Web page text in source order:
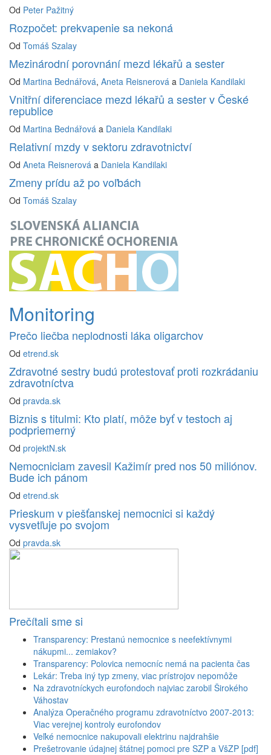
Od Peter Pažitný
Rozpočet: prekvapenie sa nekoná
Od Tomáš Szalay
Mezinárodní porovnání mezd lékařů a sester
Od Martina Bednářová, Aneta Reisnerová a Daniela Kandilaki
Vnitřní diferenciace mezd lékařů a sester v České
republice
Od Martina Bednářová a Daniela Kandilaki
Relativní mzdy v sektoru zdravotnictví
Od Aneta Reisnerová a Daniela Kandilaki
Zmeny prídu až po voľbách
Od Tomáš Szalay
Monitoring
Prečo liečba neplodnosti láka oligarchov
Od etrend.sk
Zdravotné sestry budú protestovať proti rozkrádaniu
zdravotníctva
Od pravda.sk
Biznis s titulmi: Kto platí, môže byť v testoch aj
podpriemerný
Od projektN.sk
Nemocniciam zavesil Kažimír pred nos 50 miliónov.
Bude ich pánom
Od etrend.sk
Prieskum v piešťanskej nemocnici si každý
vysvetľuje po svojom
Od pravda.sk
Prečítali sme si
Transparency: Prestanú nemocnice s neefektívnymi
nákupmi... zemiakov?
Transparency: Polovica nemocníc nemá na pacienta čas
Lekár: Treba iný typ zmeny, viac prístrojov nepomôže
Na zdravotníckych eurofondoch najviac zarobil Širokého
Váhostav
Analýza Operačného programu zdravotníctvo 2007-2013:
Viac verejnej kontroly eurofondov
Veľké nemocnice nakupovali elektrinu najdrahšie
Prešetrovanie údajnej štátnej pomoci pre SZP a VšZP [pdf]